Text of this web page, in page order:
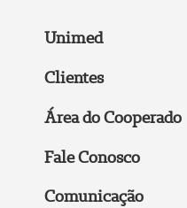
Unimed
Clientes
Área do Cooperado
Fale Conosco
Comunicação